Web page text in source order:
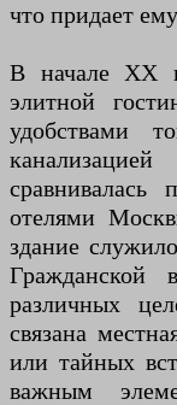
что придает
В начале XX
элитной
удобствами
отелями
здание
Гражданской
различных
связана
или тайных
важным